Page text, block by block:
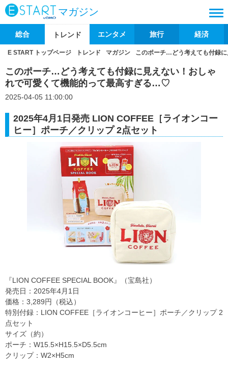
マガジン
総合 トレンド エンタメ 旅行 経済
E START トップページ トレンド マガジン このポーチ…どう考えても付録
このポーチ…どう考えても付録に見えない！おしゃ
れで可愛くて機能的って最高すぎる…♡
2025-04-05 11:00:00
2025年4月1日発売 LION COFFEE［ライオンコー
ヒー］ポーチ／クリップ 2点セット
『LION COFFEE SPECIAL BOOK』（宝島社）
発売日：2025年4月1日
価格：3,289円（税込）
特別付録：LION COFFEE［ライオンコーヒー］ポーチ／クリップ 2
点セット
サイズ（約）
ポーチ：W15.5×H15.5×D5.5cm
クリップ：W2×H5cm